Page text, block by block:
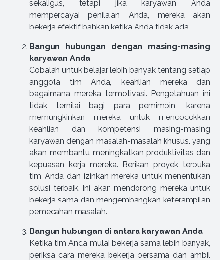
sekaligus, tetapi jika karyawan Anda
mempercayai penilaian Anda, mereka akan
bekerja efektif bahkan ketika Anda tidak ada.
Bangun hubungan dengan masing-masing
karyawan Anda
Cobalah untuk belajar lebih banyak tentang setiap
anggota tim Anda, keahlian mereka dan
bagaimana mereka termotivasi. Pengetahuan ini
tidak ternilai bagi para pemimpin, karena
memungkinkan mereka untuk mencocokkan
keahlian dan kompetensi masing-masing
karyawan dengan masalah-masalah khusus, yang
akan membantu meningkatkan produktivitas dan
kepuasan kerja mereka. Berikan proyek terbuka
tim Anda dan izinkan mereka untuk menentukan
solusi terbaik. Ini akan mendorong mereka untuk
bekerja sama dan mengembangkan keterampilan
pemecahan masalah.
Bangun hubungan di antara karyawan Anda
Ketika tim Anda mulai bekerja sama lebih banyak,
periksa cara mereka bekerja bersama dan ambil